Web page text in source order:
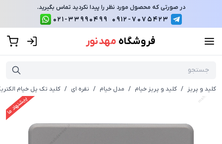
در صورتی که محصول مورد نظر را پیدا نکردید تماس بگیرید.
0912-7075423
021-33990499
فروشگاه مهد نور
کلید و پریز / کلید و پریز خیام / مدل خیام / نقره ای / کلید تک پل خیام
پیشنهاد ما